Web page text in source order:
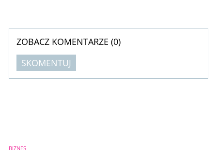
ZOBACZ KOMENTARZE (0)
SKOMENTUJ
BIZNES